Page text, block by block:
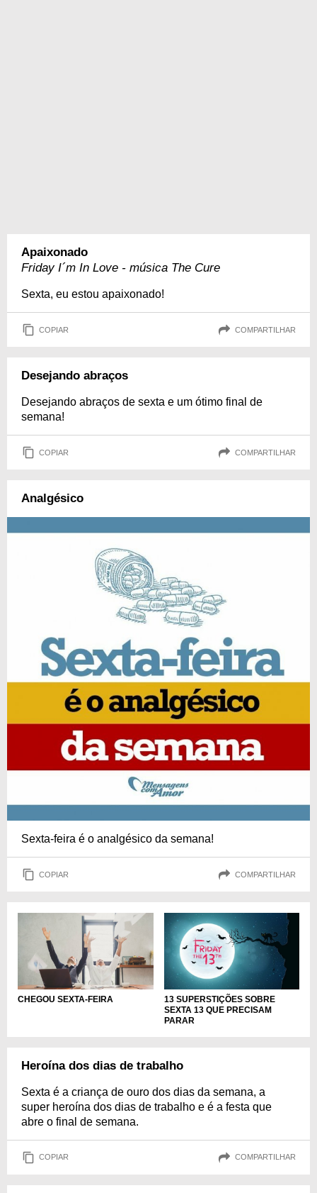
Apaixonado
Friday I´m In Love - música The Cure
Sexta, eu estou apaixonado!
COPIAR COMPARTILHAR
Desejando abraços
Desejando abraços de sexta e um ótimo final de
semana!
COPIAR COMPARTILHAR
Analgésico
Sexta-feira é o analgésico da semana!
COPIAR COMPARTILHAR
CHEGOU SEXTA-FEIRA
13 SUPERSTIÇÕES SOBRE
SEXTA 13 QUE PRECISAM
PARAR
Heroína dos dias de trabalho
Sexta é a criança de ouro dos dias da semana, a
super heroína dos dias de trabalho e é a festa que
abre o final de semana.
COPIAR COMPARTILHAR